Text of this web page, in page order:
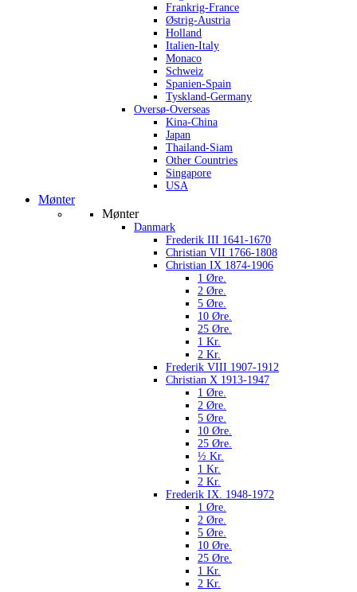
Frankrig-France
Østrig-Austria
Holland
Italien-Italy
Monaco
Schweiz
Spanien-Spain
Tyskland-Germany
Oversø-Overseas
Kina-China
Japan
Thailand-Siam
Other Countries
Singapore
USA
Mønter
Mønter
Danmark
Frederik III 1641-1670
Christian VII 1766-1808
Christian IX 1874-1906
1 Øre.
2 Øre.
5 Øre.
10 Øre.
25 Øre.
1 Kr.
2 Kr.
Frederik VIII 1907-1912
Christian X 1913-1947
1 Øre.
2 Øre.
5 Øre.
10 Øre.
25 Øre.
½ Kr.
1 Kr.
2 Kr.
Frederik IX. 1948-1972
1 Øre.
2 Øre.
5 Øre.
10 Øre.
25 Øre.
1 Kr.
2 Kr.